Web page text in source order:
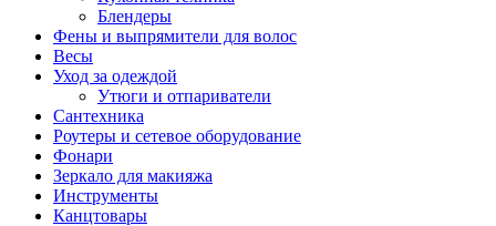
Блендеры
Фены и выпрямители для волос
Весы
Уход за одеждой
Утюги и отпариватели
Сантехника
Роутеры и сетевое оборудование
Фонари
Зеркало для макияжа
Инструменты
Канцтовары